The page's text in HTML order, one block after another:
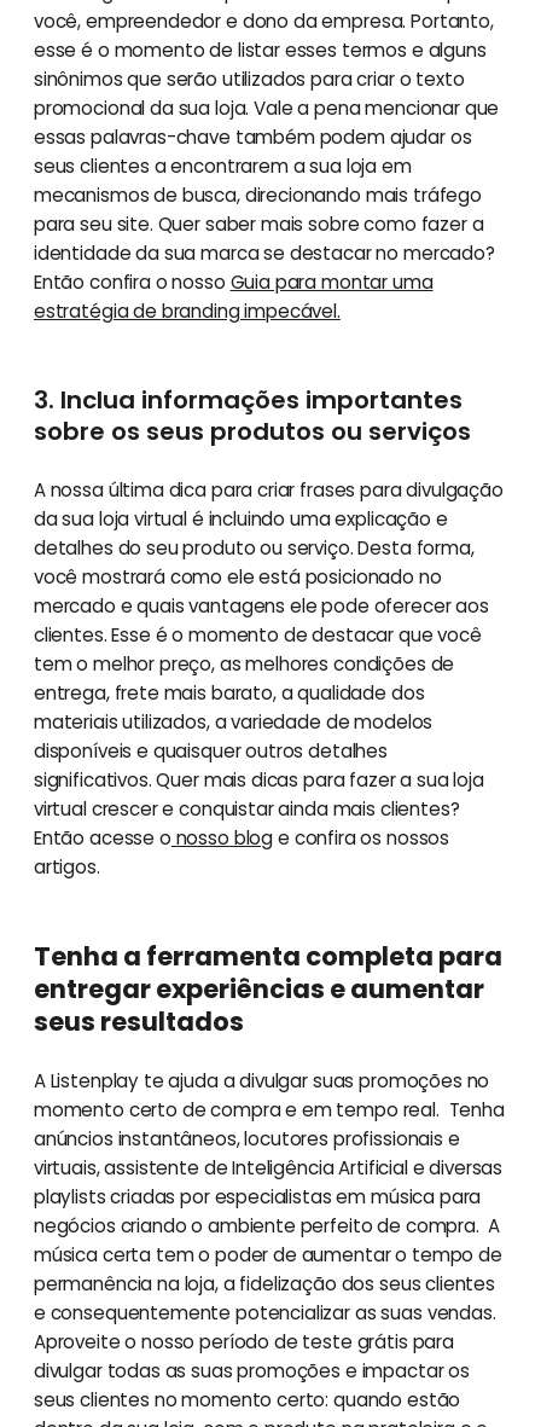
você, empreendedor e dono da empresa. Portanto,
esse é o momento de listar esses termos e alguns
sinônimos que serão utilizados para criar o texto
promocional da sua loja. Vale a pena mencionar que
essas palavras-chave também podem ajudar os
seus clientes a encontrarem a sua loja em
mecanismos de busca, direcionando mais tráfego
para seu site. Quer saber mais sobre como fazer a
identidade da sua marca se destacar no mercado?
Então confira o nosso Guia para montar uma
estratégia de branding impecável.
3. Inclua informações importantes
sobre os seus produtos ou serviços
A nossa última dica para criar frases para divulgação
da sua loja virtual é incluindo uma explicação e
detalhes do seu produto ou serviço. Desta forma,
você mostrará como ele está posicionado no
mercado e quais vantagens ele pode oferecer aos
clientes. Esse é o momento de destacar que você
tem o melhor preço, as melhores condições de
entrega, frete mais barato, a qualidade dos
materiais utilizados, a variedade de modelos
disponíveis e quaisquer outros detalhes
significativos. Quer mais dicas para fazer a sua loja
virtual crescer e conquistar ainda mais clientes?
Então acesse o nosso bloge confira os nossos
artigos.
Tenha a ferramenta completa para
entregar experiências e aumentar
seus resultados
A Listenplay te ajuda a divulgar suas promoções no
momento certo de compra e em tempo real. Tenha
anúncios instantâneos, locutores profissionais e
virtuais, assistente de Inteligência Artificial e diversas
playlists criadas por especialistas em música para
negócios criando o ambiente perfeito de compra. A
música certa tem o poder de aumentar o tempo de
permanência na loja, a fidelização dos seus clientes
e consequentemente potencializar as suas vendas.
Aproveite o nosso período de teste grátis para
divulgar todas as suas promoções e impactar os
seus clientes no momento certo: quando estão